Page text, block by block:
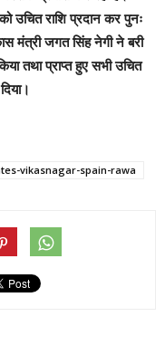
उचित राशि प्रदान कर पुनः
मंत्री जगत सिंह नेगी ने बरी
तथा प्राप्त हुए सभी उचित
vikasnagar-spain-rawa